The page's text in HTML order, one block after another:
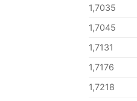
1,7035
1,7045
1,7131
1,7176
1,7218